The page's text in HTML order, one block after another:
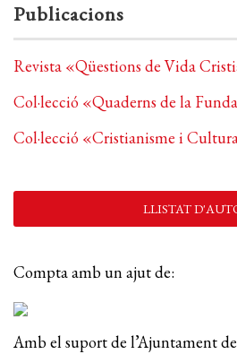
Publicacions
Revista «Qüestions de Vida
Col·lecció «Quaderns de la
Col·lecció «Cristianisme i
LLISTAT
Compta amb un ajut de:
Amb el suport de l’Ajuntament